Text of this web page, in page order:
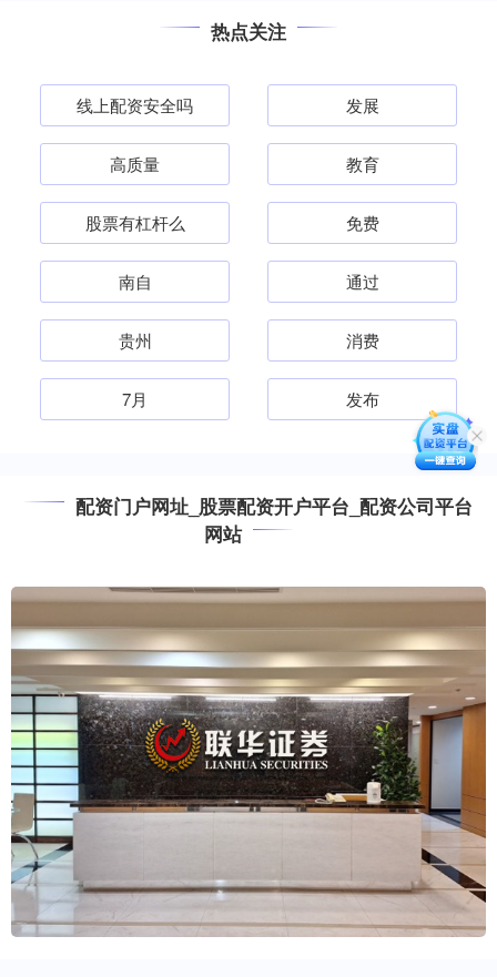
热点关注
线上配资安全吗 发展
高质量 教育
股票有杠杆么 免费
南自 通过
贵州 消费
7月 发布
配资门户网址_股票配资开户平台_配资公司平台
网站